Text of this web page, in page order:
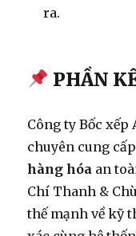
ra.
PHẦN
Công ty Bốc xếp
chuyên cung
hàng hóa an
Chí Thanh &
thế mạnh về kỹ